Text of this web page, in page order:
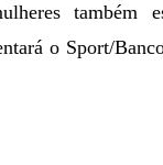
também
o Sport/